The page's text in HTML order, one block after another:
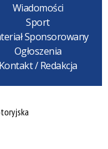
Wiadomości
Sport
Sponsorowany
Ogłoszenia
Kontakt / Redakcja